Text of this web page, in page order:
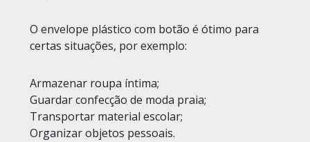
O envelope plástico com botão é ótimo para
certas situações, por exemplo:
Armazenar roupa íntima;
Guardar confecção de moda praia;
Transportar material escolar;
Organizar objetos pessoais.